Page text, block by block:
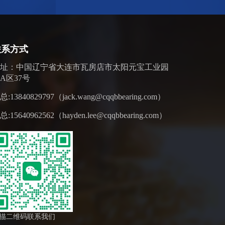
方式
：中国辽宁省大连市瓦房店市太阳元宝工业园
区37号
:13840829797（jack.wang@cqqbbearing.com）
:15640962562（hayden.lee@cqqbbearing.com）
二维码联系我们